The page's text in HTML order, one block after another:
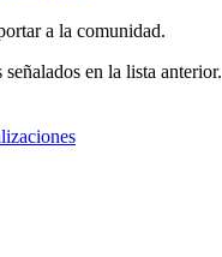
a la comunidad.
en la lista anterior.